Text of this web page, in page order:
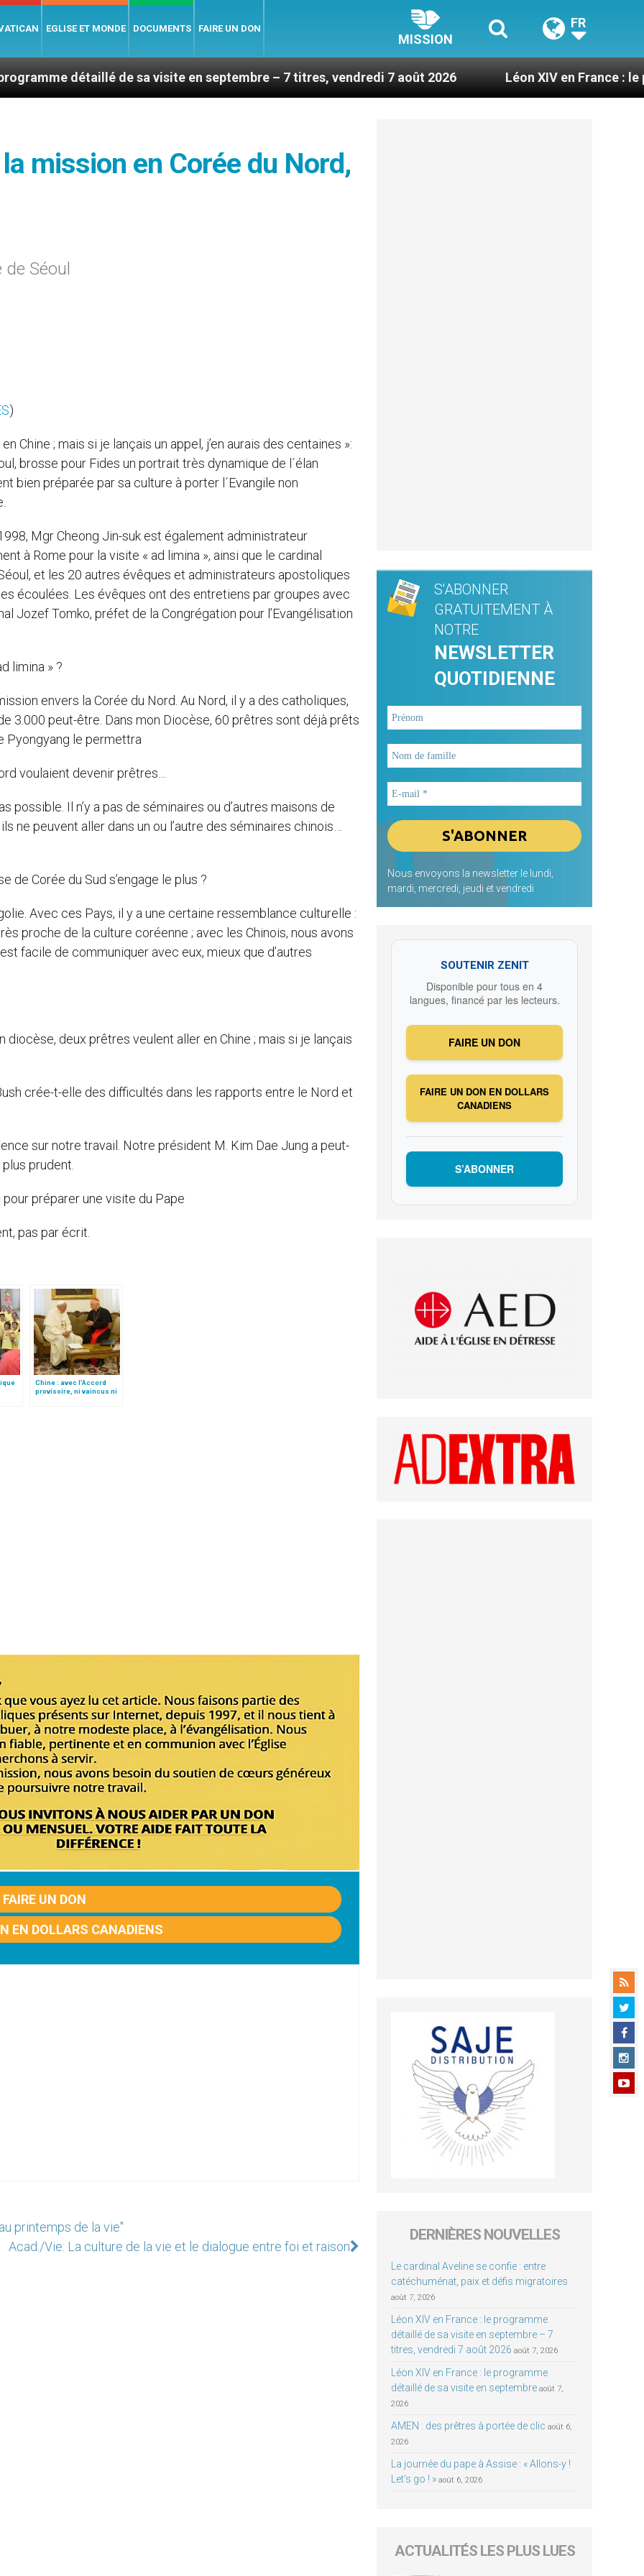
EGLISE ET MONDE DOCUMENTS FAIRE UN DON
MISSION
FR
de sa visite en septembre – 7 titres, vendredi 7 août 2026 Léon XIV en France : le
mission en Corée du Nord,
Séoul
)
Chine ; mais si je lançais un appel, j’en aurais des centaines »:
brosse pour Fides un portrait très dynamique de l´élan
bien préparée par sa culture à porter l´Evangile non
Mgr Cheong Jin-suk est également administrateur
à Rome pour la visite « ad limina », ainsi que le cardinal
et les 20 autres évêques et administrateurs apostoliques
écoulées. Les évêques ont des entretiens par groupes avec
Jozef Tomko, préfet de la Congrégation pour l’Evangélisation
limina » ?
envers la Corée du Nord. Au Nord, il y a des catholiques,
3.000 peut-être. Dans mon Diocèse, 60 prêtres sont déjà prêts
Pyongyang le permettra
voulaient devenir prêtres…
possible. Il n’y a pas de séminaires ou d’autres maisons de
ne peuvent aller dans un ou l’autre des séminaires chinois…
de Corée du Sud s’engage le plus ?
Avec ces Pays, il y a une certaine ressemblance culturelle :
proche de la culture coréenne ; avec les Chinois, nous avons
facile de communiquer avec eux, mieux que d’autres
diocèse, deux prêtres veulent aller en Chine ; mais si je lançais
crée-t-elle des difficultés dans les rapports entre le Nord et
sur notre travail. Notre président M. Kim Dae Jung a peut-
prudent.
pour préparer une visite du Pape
pas par écrit.
Chine : avec l’Accord
provisoire, ni vaincus ni
FAIRE UN DON
EN DOLLARS CANADIENS
printemps de la vie"
Acad./Vie: La culture de la vie et le dialogue entre foi et raison
S'ABONNER
GRATUITEMENT À
NOTRE
NEWSLETTER
QUOTIDIENNE
Nous envoyons la newsletter le lundi,
mardi, mercredi, jeudi et vendredi
SOUTENIR ZENIT
Disponible pour tous en 4
langues, financé par les lecteurs.
FAIRE UN DON
FAIRE UN DON EN DOLLARS
CANADIENS
S’ABONNER
DERNIÈRES NOUVELLES
Le cardinal Aveline se confie : entre
catéchuménat, paix et défis migratoires
août 7, 2026
Léon XIV en France : le programme
détaillé de sa visite en septembre – 7
titres, vendredi 7 août 2026 août 7, 2026
Léon XIV en France : le programme
détaillé de sa visite en septembre août 7,
2026
AMEN : des prêtres à portée de clic août 6,
2026
La journée du pape à Assise : « Allons-y !
Let’s go ! » août 6, 2026
ACTUALITÉS LES PLUS LUES